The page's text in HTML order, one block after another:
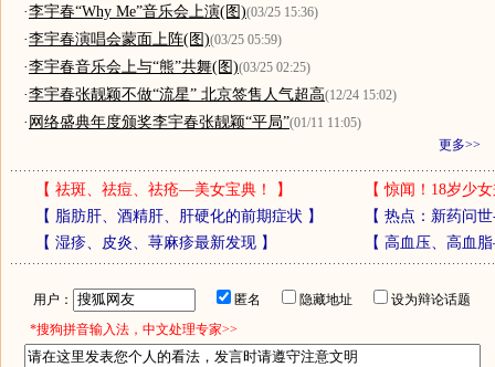
·李宇春“Why Me”音乐会上演(图)(03/25 15:36)
·李宇春演唱会蒙面上阵(图)(03/25 05:59)
·李宇春音乐会上与“熊”共舞(图)(03/25 02:25)
·李宇春张靓颖不做“流星” 北京签售人气超高(12/24 15:02)
·网络盛典年度颁奖李宇春张靓颖“平局”(01/11 11:05)
更多>>
【 祛斑、祛痘、祛疮—美女宝典！ 】 【惊闻！18岁少
【 脂肪肝、酒精肝、肝硬化的前期症状 】 【 热点：新药问
【 湿疹、皮炎、荨麻疹最新发现】 【 高血压、高血
用户： 匿名 隐藏地址
设为辩论话题
*搜狗拼音输入法，中文处理专家>>